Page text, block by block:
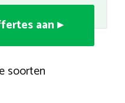
aan ▸
soorten